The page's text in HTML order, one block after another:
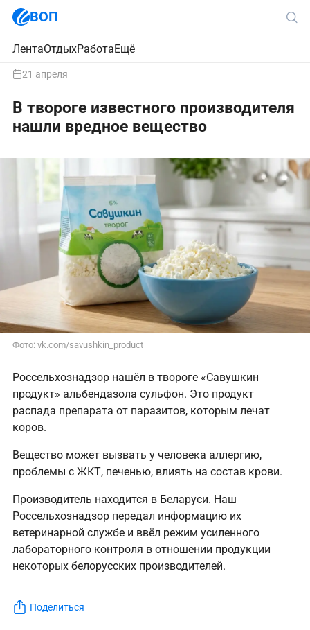
ВОП
ЛентаОтдыхРаботаЕщё
21 апреля
В твороге известного производителя
нашли вредное вещество
Фото: vk.com/savushkin_product
Россельхознадзор нашёл в твороге «Савушкин
продукт» альбендазола сульфон. Это продукт
распада препарата от паразитов, которым лечат
коров.
Вещество может вызвать у человека аллергию,
проблемы с ЖКТ, печенью, влиять на состав крови.
Производитель находится в Беларуси. Наш
Россельхознадзор передал информацию их
ветеринарной службе и ввёл режим усиленного
лабораторного контроля в отношении продукции
некоторых белорусских производителей.
Поделиться